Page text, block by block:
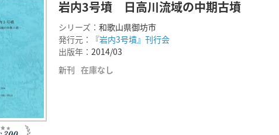
岩内3号墳 日高川流域の中期古墳
シリーズ： 和歌山県御坊市
発行元：
『岩内3号墳』刊行会
出版年： 2014/03
新刊 在庫なし